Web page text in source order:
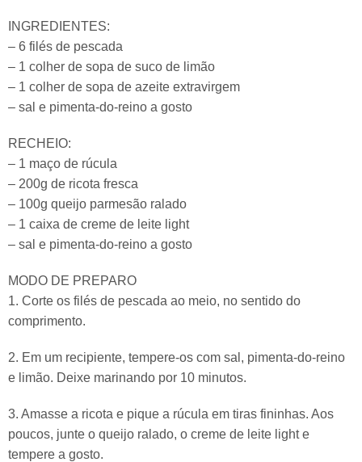
INGREDIENTES:
– 6 filés de pescada
– 1 colher de sopa de suco de limão
– 1 colher de sopa de azeite extravirgem
– sal e pimenta-do-reino a gosto
RECHEIO:
– 1 maço de rúcula
– 200g de ricota fresca
– 100g queijo parmesão ralado
– 1 caixa de creme de leite light
– sal e pimenta-do-reino a gosto
MODO DE PREPARO
1. Corte os filés de pescada ao meio, no sentido do
comprimento.
2. Em um recipiente, tempere-os com sal, pimenta-do-reino
e limão. Deixe marinando por 10 minutos.
3. Amasse a ricota e pique a rúcula em tiras fininhas. Aos
poucos, junte o queijo ralado, o creme de leite light e
tempere a gosto.